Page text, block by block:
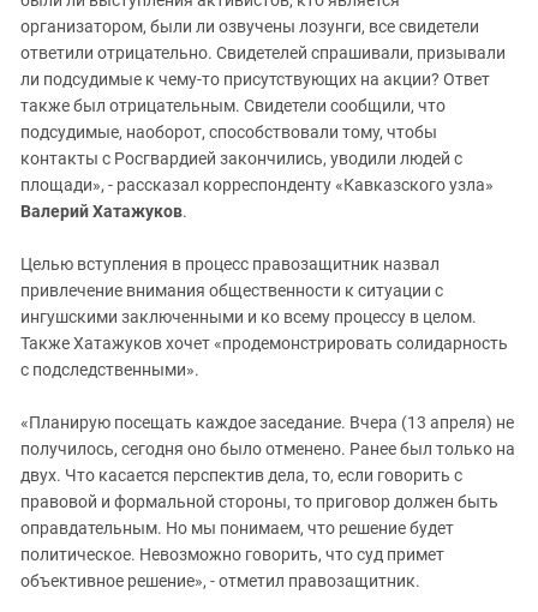
организатором, были ли озвучены лозунги, все свидетели
ответили отрицательно. Свидетелей спрашивали, призывали
ли подсудимые к чему-то присутствующих на акции? Ответ
также был отрицательным. Свидетели сообщили, что
подсудимые, наоборот, способствовали тому, чтобы
контакты с Росгвардией закончились, уводили людей с
площади», - рассказал корреспонденту «Кавказского узла»
Валерий Хатажуков.
Целью вступления в процесс правозащитник назвал
привлечение внимания общественности к ситуации с
ингушскими заключенными и ко всему процессу в целом.
Также Хатажуков хочет «продемонстрировать солидарность
с подследственными».
«Планирую посещать каждое заседание. Вчера (13 апреля) не
получилось, сегодня оно было отменено. Ранее был только на
двух. Что касается перспектив дела, то, если говорить с
правовой и формальной стороны, то приговор должен быть
оправдательным. Но мы понимаем, что решение будет
политическое. Невозможно говорить, что суд примет
объективное решение», - отметил правозащитник.